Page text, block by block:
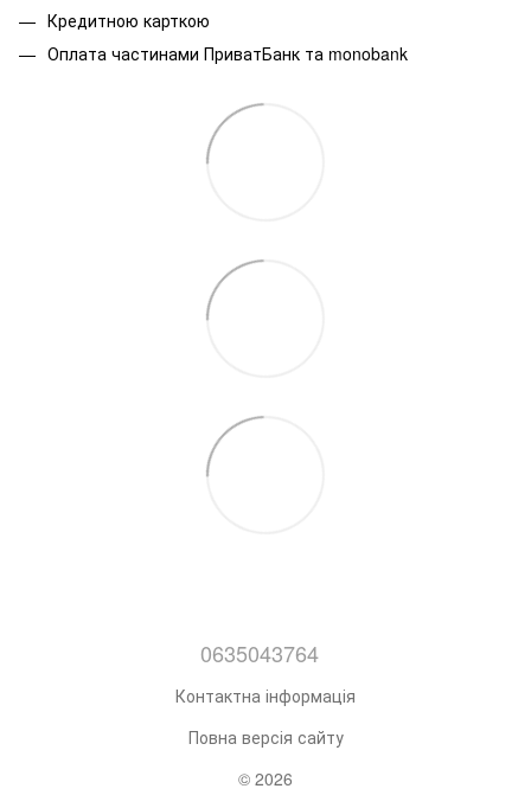
Кредитною карткою
Оплата частинами ПриватБанк та monobank
0635043764
Контактна інформація
Повна версія сайту
© 2026